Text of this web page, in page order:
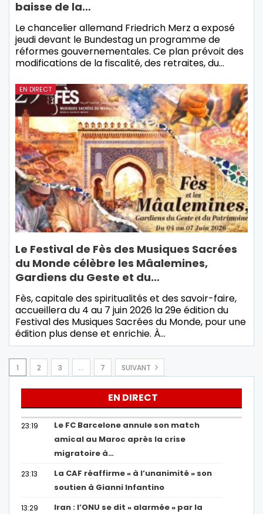
baisse de la…
Le chancelier allemand Friedrich Merz a exposé
jeudi devant le Bundestag un programme de
réformes gouvernementales. Ce plan prévoit des
modifications de la fiscalité, des retraites, du…
EN DIRECT
Le Festival de Fès des Musiques Sacrées
du Monde célèbre les Mâalemines,
Gardiens du Geste et du…
Fès, capitale des spiritualités et des savoir-faire,
accueillera du 4 au 7 juin 2026 la 29e édition du
Festival des Musiques Sacrées du Monde, pour une
édition plus dense et enrichie. À…
1 2 3 … 7 SUIVANT
EN DIRECT
23:19
Le FC Barcelone annule son match
amical au Maroc après la crise
migratoire à…
23:13
La CAF réaffirme « à l’unanimité » son
soutien à Gianni Infantino
13:29
Iran : l’ONU se dit « alarmée » par la